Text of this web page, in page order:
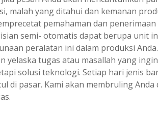
malah yang ditahui dan kemanan
pemahaman dan
semi- otomatis dapat berupa unit
peralatan ini dalam produksi Anda.
yelaska tugas atau masallah yang
solusi teknologi. Setiap hari jenis
di pasar. Kami akan membruling